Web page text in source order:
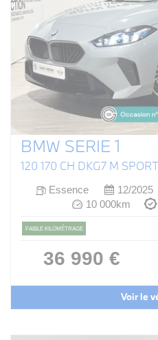
BMW SERIE 1
120 170 CH DKG7 M
Essence 12/2025
10 000km
FAIBLE KILOMÉTRAGE
36 990 €
Voir le